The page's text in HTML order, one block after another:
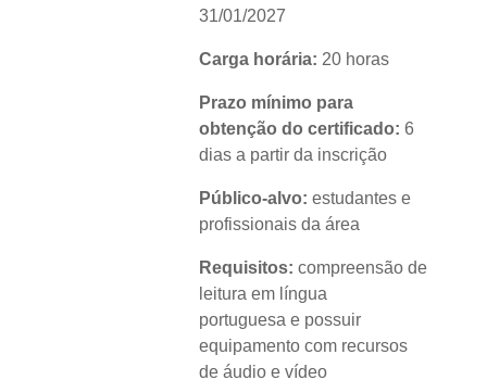
31/01/2027
Carga horária: 20 horas
Prazo mínimo para
obtenção do certificado: 6
dias a partir da inscrição
Público-alvo: estudantes e
profissionais da área
Requisitos: compreensão de
leitura em língua
portuguesa e possuir
equipamento com recursos
de áudio e vídeo